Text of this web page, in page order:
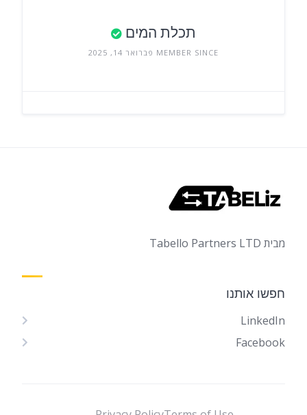
תכלת המים
MEMBER SINCE פברואר 14, 2025
מבית Tabello Partners LTD
חפשו אותנו
LinkedIn
Facebook